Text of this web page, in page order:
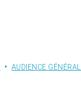
AUDIENCE